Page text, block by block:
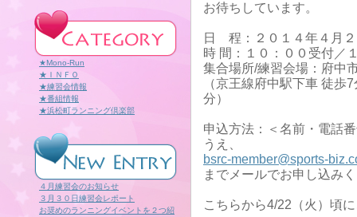
★Mono-Run
★ＩＮＦＯ
★練習会情報
★番組情報
★浜松町ランニング倶楽部
４月練習会のお知らせ
３月３０日練習会レポート
お奨めのランニングイベントを２つ紹
お待ちしています。
日 程：２０１４年４月
時 間：１０：００受付／
集合場所/練習会場：府中
（京王線府中駅下車 徒歩
分）
申込方法：＜名前・電話
うえ、
bsrc-member@sports-
までメールでお申し込み
こちらから4/22（火）頃